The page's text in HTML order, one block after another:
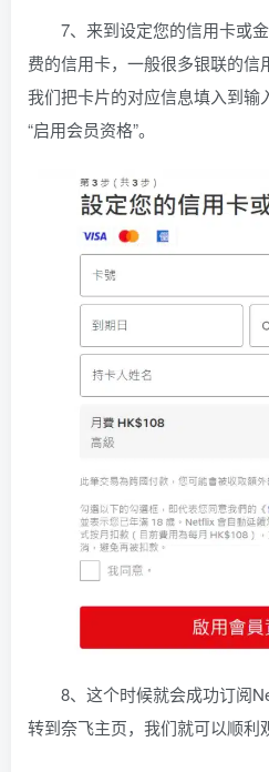
7、来到设定您的信用卡或
费的信用卡，一般很多银联的信
我们把卡片的对应信息填入到输
“启用会员资格”。
8、这个时候就会成功订阅
转到奈飞主页，我们就可以顺利